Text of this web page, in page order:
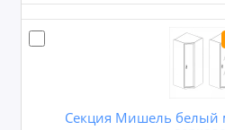
Секция Мишель белый